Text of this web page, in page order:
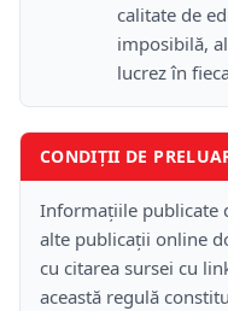
calitate de
imposibilă,
lucrez în
CONDIȚII DE
Informațiile publicate
alte publicații online
cu citarea sursei cu
această regulă